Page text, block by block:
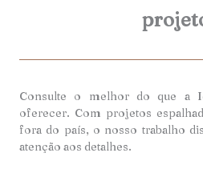
Consulte o melhor do que a
oferecer. Com projetos
fora do país, o nosso trabalho
atenção aos detalhes.